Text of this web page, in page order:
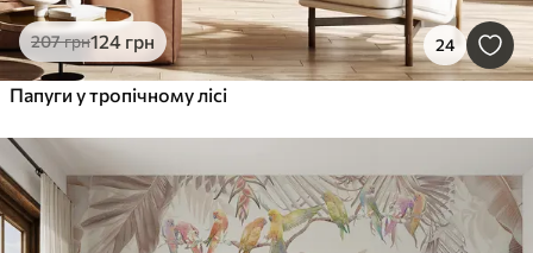
207грн124 грн 24
Папуги у тропічному лісі